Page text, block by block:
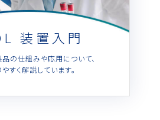
装置入門
の仕組みや応用について、
すく解説しています。